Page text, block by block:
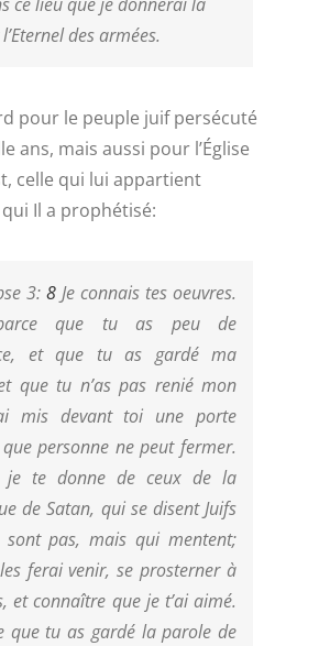
des armées.
pour le peuple juif persécuté
ans, mais aussi pour l’Église
celle qui lui appartient
Il a prophétisé:
3: 8 Je connais tes oeuvres.
que tu as peu de
et que tu as gardé ma
que tu n’as pas renié mon
mis devant toi une porte
personne ne peut fermer.
je te donne de ceux de la
de Satan, qui se disent Juifs
pas, mais qui mentent;
ferai venir, se prosterner à
et connaître que je t’ai aimé.
que tu as gardé la parole de